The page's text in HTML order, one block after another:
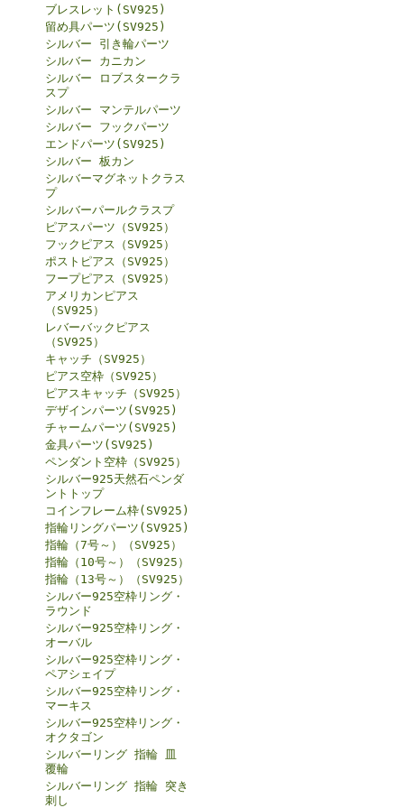
ブレスレット(SV925)
留め具パーツ(SV925)
シルバー 引き輪パーツ
シルバー カニカン
シルバー ロブスタークラ
スプ
シルバー マンテルパーツ
シルバー フックパーツ
エンドパーツ(SV925)
シルバー 板カン
シルバーマグネットクラス
プ
シルバーパールクラスプ
ピアスパーツ（SV925）
フックピアス（SV925）
ポストピアス（SV925）
フープピアス（SV925）
アメリカンピアス
（SV925）
レバーバックピアス
（SV925）
キャッチ（SV925）
ピアス空枠（SV925）
ピアスキャッチ（SV925）
デザインパーツ(SV925)
チャームパーツ(SV925)
金具パーツ(SV925)
ペンダント空枠（SV925）
シルバー925天然石ペンダ
ントトップ
コインフレーム枠(SV925)
指輪リングパーツ(SV925)
指輪（7号～）（SV925）
指輪（10号～）（SV925）
指輪（13号～）（SV925）
シルバー925空枠リング・
ラウンド
シルバー925空枠リング・
オーバル
シルバー925空枠リング・
ペアシェイプ
シルバー925空枠リング・
マーキス
シルバー925空枠リング・
オクタゴン
シルバーリング 指輪 皿
覆輪
シルバーリング 指輪 突き
刺し